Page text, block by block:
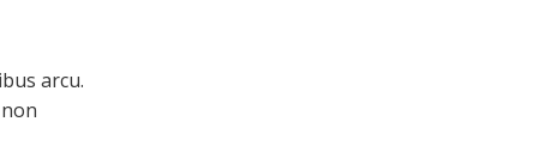
arcu.